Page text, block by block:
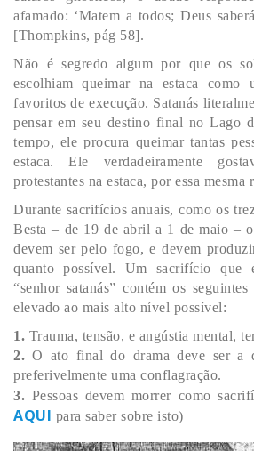
afamado: ‘Matem a todos; Deus
[Thompkins, pág 58].
Não é segredo algum por que os
escolhiam queimar na estaca como
favoritos de execução. Satanás
pensar em seu destino final no Lago
tempo, ele procura queimar tantas
estaca. Ele verdadeiramente
protestantes na estaca, por essa mesma
Durante sacrifícios anuais, como os
Besta – de 19 de abril a 1 de maio –
devem ser pelo fogo, e devem
quanto possível. Um sacrifício que
“senhor satanás” contém os
elevado ao mais alto nível possível:
1. Trauma, tensão, e angústia mental,
2. O ato final do drama deve ser a
preferivelmente uma conflagração.
3. Pessoas devem morrer como
AQUI para saber sobre isto)